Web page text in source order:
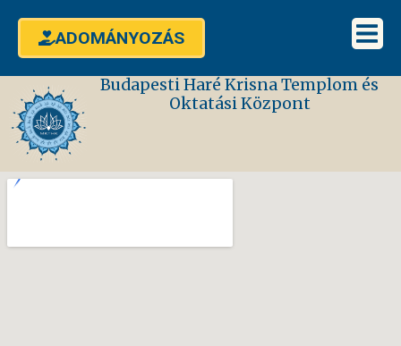
ADOMÁNYOZÁS
Budapesti Haré Krisna Templom és
Oktatási Központ